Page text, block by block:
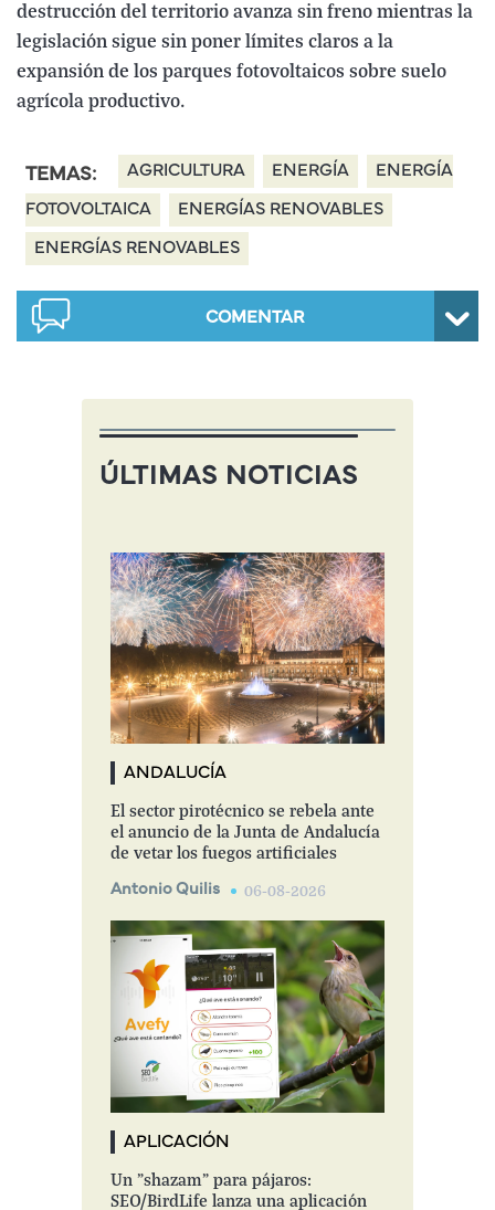
destrucción del territorio avanza sin freno mientras la
legislación sigue sin poner límites claros a la
expansión de los parques fotovoltaicos sobre suelo
agrícola productivo.
TEMAS: AGRICULTURA ENERGÍA ENERGÍA
FOTOVOLTAICA ENERGÍAS RENOVABLES
ENERGÍAS RENOVABLES
COMENTAR
ÚLTIMAS NOTICIAS
ANDALUCÍA
El sector pirotécnico se rebela ante
el anuncio de la Junta de Andalucía
de vetar los fuegos artificiales
Antonio Quilis 06-08-2026
APLICACIÓN
Un "shazam" para pájaros:
SEO/BirdLife lanza una aplicación